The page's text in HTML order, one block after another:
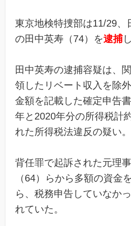
東京地検特捜部は11/29、
の田中英寿（74）を逮捕
田中英寿の逮捕容疑は、
領したリベート収入を除
金額を記載した確定申告
年と2020年分の所得税計
れた所得税法違反の疑い。
背任罪で起訴された元理
（64）らから多額の資金
ら、税務申告していなか
れていた。